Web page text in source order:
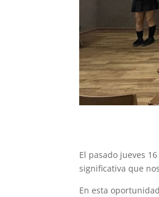
El pasado jueves
significativa que
En esta